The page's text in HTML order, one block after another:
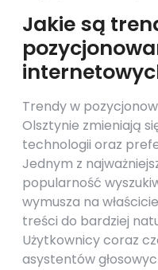
Jakie są
Trendy w
Olsztynie zmieniają
technologii oraz
Jednym z
popularność
wymusza na
treści do bardziej
Użytkownicy coraz
asystentów